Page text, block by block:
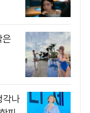
은
각나